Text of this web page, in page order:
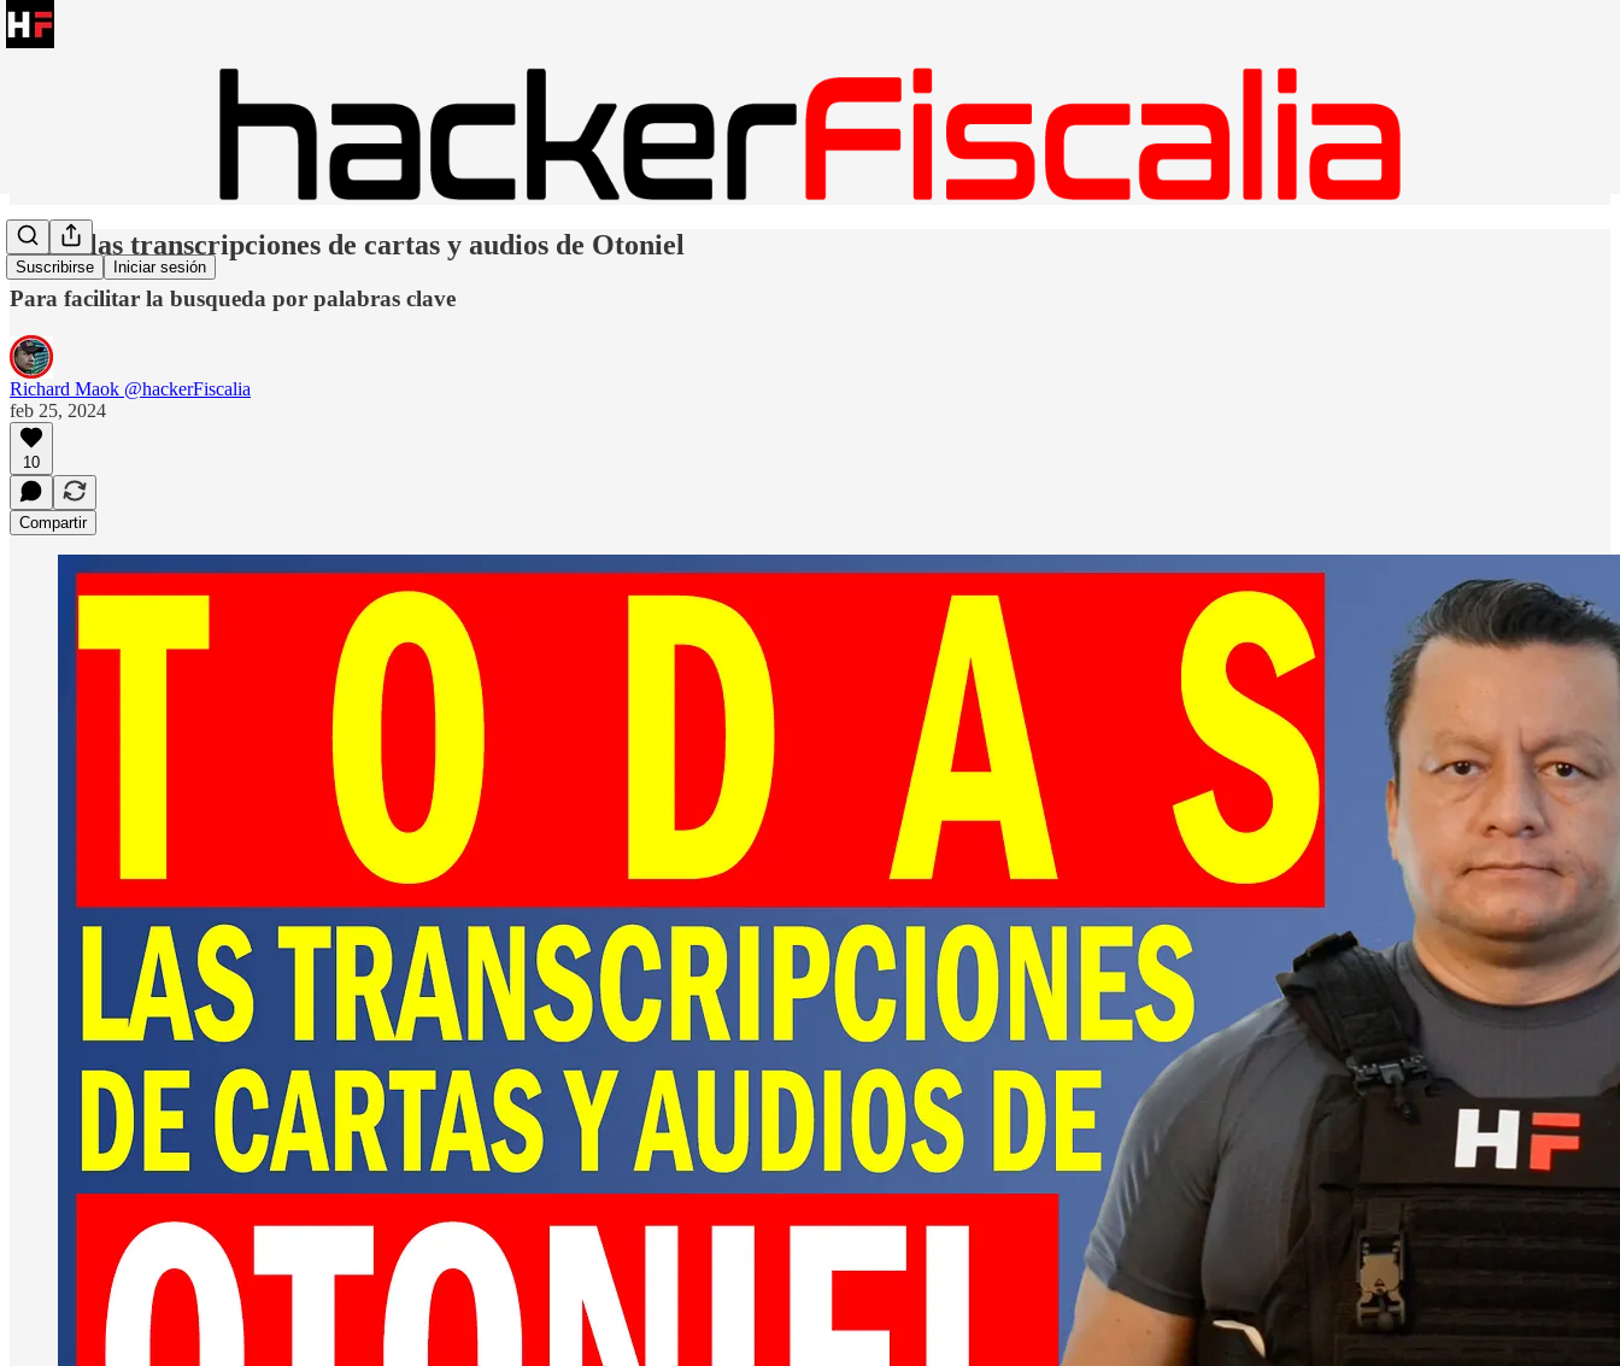
Suscribirse Iniciar sesión
Todas las transcripciones de cartas y audios de Otoniel
Para facilitar la busqueda por palabras clave
Richard Maok @hackerFiscalia
feb 25, 2024
10
Compartir